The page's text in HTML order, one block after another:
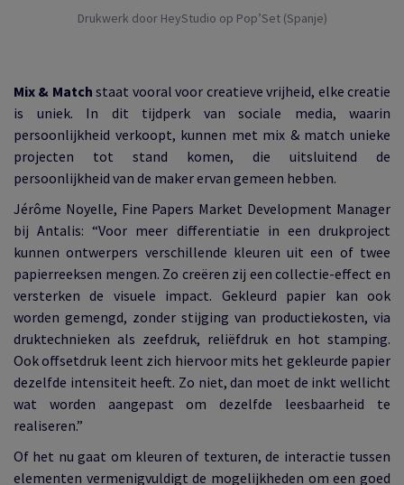
Drukwerk door HeyStudio op Pop’Set (Spanje)
Mix & Match staat vooral voor creatieve vrijheid, elke creatie
is uniek. In dit tijdperk van sociale media, waarin
persoonlijkheid verkoopt, kunnen met mix & match unieke
projecten tot stand komen, die uitsluitend de
persoonlijkheid van de maker ervan gemeen hebben.
Jérôme Noyelle, Fine Papers Market Development Manager
bij Antalis: “Voor meer differentiatie in een drukproject
kunnen ontwerpers verschillende kleuren uit een of twee
papierreeksen mengen. Zo creëren zij een collectie-effect en
versterken de visuele impact. Gekleurd papier kan ook
worden gemengd, zonder stijging van productiekosten, via
druktechnieken als zeefdruk, reliëfdruk en hot stamping.
Ook offsetdruk leent zich hiervoor mits het gekleurde papier
dezelfde intensiteit heeft. Zo niet, dan moet de inkt wellicht
wat worden aangepast om dezelfde leesbaarheid te
realiseren.”
Of het nu gaat om kleuren of texturen, de interactie tussen
elementen vermenigvuldigt de mogelijkheden om een goed